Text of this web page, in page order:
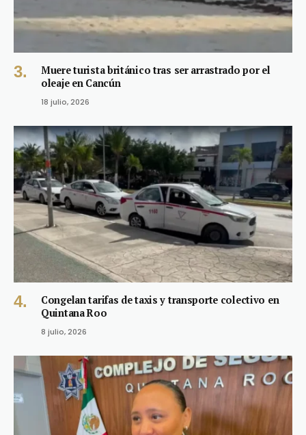
Muere turista británico tras ser arrastrado por el
oleaje en Cancún
18 julio, 2026
Congelan tarifas de taxis y transporte colectivo en
Quintana Roo
8 julio, 2026